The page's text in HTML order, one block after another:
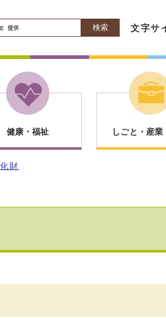
検索 文字サ
健康・福祉 しごと・産業
財